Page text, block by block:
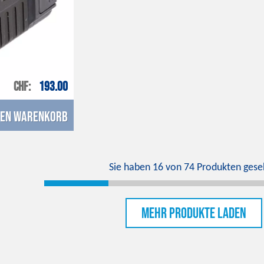
CHF 193.00
Warenkorb
Sie haben 16von 74Produkten
Mehr Produkte laden